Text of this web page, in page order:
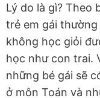
Lý do là gì? Theo
trẻ em gái
không học giỏi
học như con trai.
những bé gái sẽ
ở môn Toán và